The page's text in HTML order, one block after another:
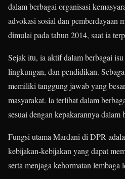
dalam berbagai organisasi
advokasi sosial dan pemberdayaan
dimulai pada tahun 2014, saat ia
Sejak itu, ia aktif dalam berbagai
lingkungan, dan pendidikan.
memiliki tanggung jawab yang
masyarakat. Ia terlibat dalam
sesuai dengan kepakarannya
Fungsi utama Mardani di DPR
kebijakan-kebijakan yang dapat
serta menjaga kehormatan lembaga